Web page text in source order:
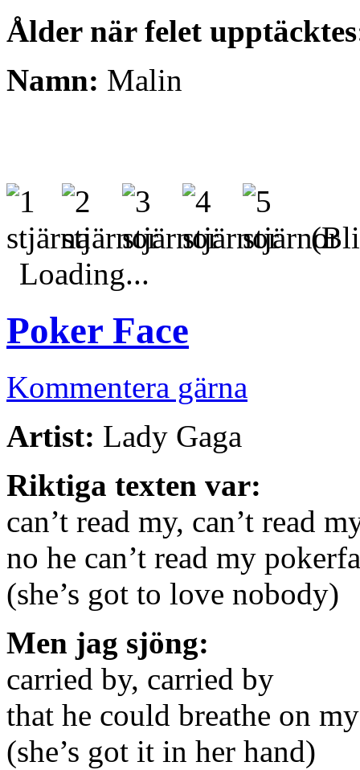
Ålder när felet
Namn: Malin
(Bli
Loading...
Poker Face
Kommentera gärna
Artist: Lady Gaga
Riktiga texten var:
can’t read my, can’t read
no he can’t read my
(she’s got to love nobody)
Men jag sjöng:
carried by, carried by
that he could breathe on
(she’s got it in her hand)